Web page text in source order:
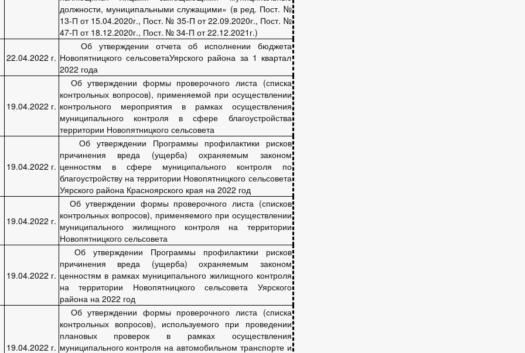
должности, муниципальными служащими» (в ред. Пост. №
13-П от 15.04.2020г., Пост. № 35-П от 22.09.2020г., Пост. №
47-П от 18.12.2020г., Пост. № 34-П от 22.12.2021г.)
22.04.2022 г.
Об утверждении отчета об исполнении бюджета
Новопятницкого сельсоветаУярского района за 1 квартал
2022 года
19.04.2022 г.
Об утверждении формы проверочного листа (списка
контрольных вопросов), применяемой при осуществлении
контрольного мероприятия в рамках осуществления
муниципального контроля в сфере благоустройства
территории Новопятницкого сельсовета
19.04.2022 г.
Об утверждении Программы профилактики рисков
причинения вреда (ущерба) охраняемым законом
ценностям в сфере муниципального контроля по
благоустройству на территории Новопятницкого сельсовета
Уярского района Красноярского края на 2022 год
19.04.2022 г.
Об утверждении формы проверочного листа (списков
контрольных вопросов), применяемого при осуществлении
муниципального жилищного контроля на территории
Новопятницкого сельсовета
19.04.2022 г.
Об утверждении Программы профилактики рисков
причинения вреда (ущерба) охраняемым законом
ценностям в рамках муниципального жилищного контроля
на территории Новопятницкого сельсовета Уярского
района на 2022 год
19.04.2022 г.
Об утверждении формы проверочного листа (списка
контрольных вопросов), используемого при проведении
плановых проверок в рамках осуществления
муниципального контроля на автомобильном транспорте и